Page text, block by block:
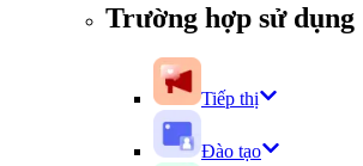
Trường hợp sử dụng
Tiếp thị
Đào tạo